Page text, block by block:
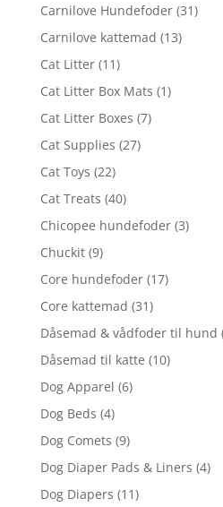
Carnilove Hundefoder (31)
Carnilove kattemad (13)
Cat Litter (11)
Cat Litter Box Mats (1)
Cat Litter Boxes (7)
Cat Supplies (27)
Cat Toys (22)
Cat Treats (40)
Chicopee hundefoder (3)
Chuckit (9)
Core hundefoder (17)
Core kattemad (31)
Dåsemad & vådfoder til hund
Dåsemad til katte (10)
Dog Apparel (6)
Dog Beds (4)
Dog Comets (9)
Dog Diaper Pads & Liners (4)
Dog Diapers (11)